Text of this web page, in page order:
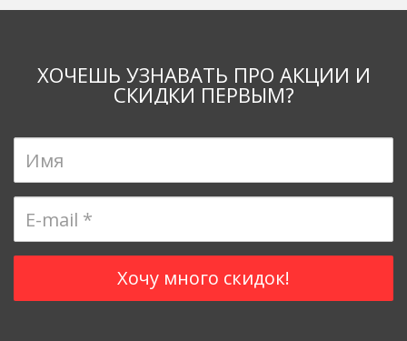
ХОЧЕШЬ УЗНАВАТЬ ПРО АКЦИИ И
СКИДКИ ПЕРВЫМ?